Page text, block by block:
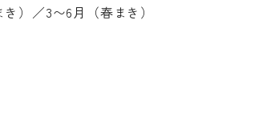
）／3〜6月（春まき）